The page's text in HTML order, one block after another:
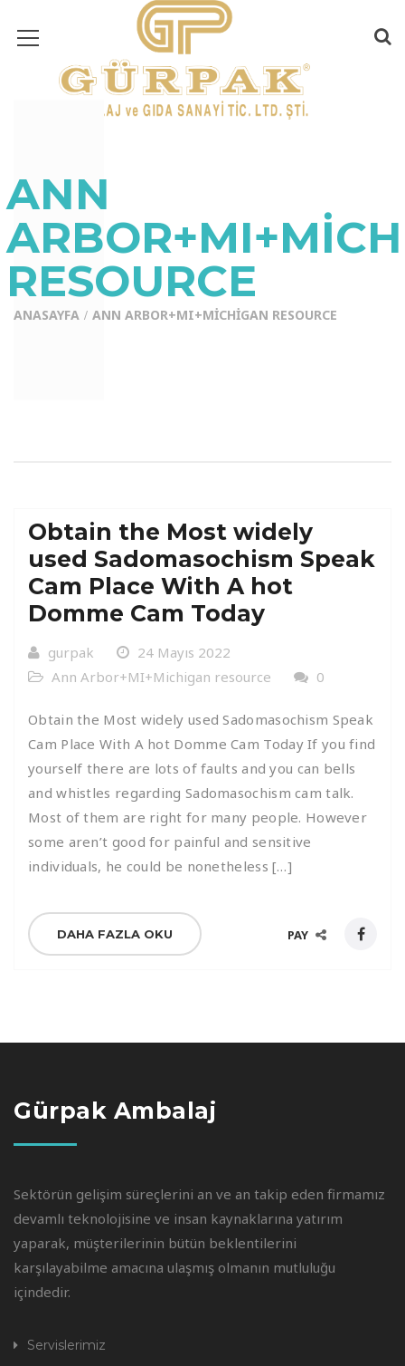
ANN
RESOURCE
ANASAYFA ANN ARBOR+MI+MICHIGAN RESOURCE
Obtain the Most widely
used Sadomasochism Speak
Cam Place With A hot
Domme Cam Today
gurpak
24 Mayıs 2022
Ann Arbor+MI+Michigan resource
0
Obtain the Most widely used Sadomasochism Speak
Cam Place With A hot Domme Cam Today If you find
yourself there are lots of faults and you can bells
and whistles regarding Sadomasochism cam talk.
Most of them are right for many people. However
some aren’t good for painful and sensitive
individuals, he could be nonetheless […]
DAHA FAZLA OKU PAY
Gürpak Ambalaj
Sektörün gelişim süreçlerini an ve an takip eden firmamız
devamlı teknolojisine ve insan kaynaklarına yatırım
yaparak, müşterilerinin bütün beklentilerini
karşılayabilme amacına ulaşmış olmanın mutluluğu
içindedir.
Servislerimiz